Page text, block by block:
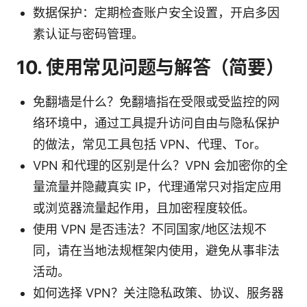
数据保护：定期检查账户安全设置，开启多因
素认证与密码管理。
10. 使用常见问题与解答（简要）
免翻墙是什么？免翻墙指在受限或受监控的网
络环境中，通过工具提升访问自由与隐私保护
的做法，常见工具包括 VPN、代理、Tor。
VPN 和代理的区别是什么？VPN 会加密你的全
量流量并隐藏真实 IP，代理通常只对指定应用
或浏览器流量起作用，且加密程度较低。
使用 VPN 是否违法？不同国家/地区法规不
同，请在当地法规框架内使用，避免从事非法
活动。
如何选择 VPN？关注隐私政策、协议、服务器